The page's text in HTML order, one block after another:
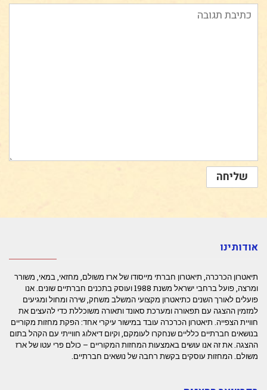
אודותינו
תיאטרון הכרכרה, תיאטרון חברתי מייסודו של ארז משולם, מחזאי, במאי, משורר
ומרצה, פועל ברחבי ישראל משנת 1988 ועוסק בתכנים חברתיים שונים. אנו
פועלים לאורך השנים כתיאטרון מקצועי המשלב משחק, שירה ומחול ומגיעים
למזמין ההצגה עם תפאורה ומערכת סאונד ותאורה משוכללת כדי להעצים את
חוויית הצפייה. תיאטרון הכרכרה עובד במישור עיקרי אחד: הפקת מחזות מקוריים
בנושאים חברתיים כלליים שנחקרו לעומקם, וקיום דיאלוג חווייתי עם הקהל בתום
ההצגה. את זה אנו עושים באמצעות המחזות המקוריים – כולם פרי עטו של ארז
משולם. המחזות עוסקים בקשת רחבה של נושאים חברתיים.